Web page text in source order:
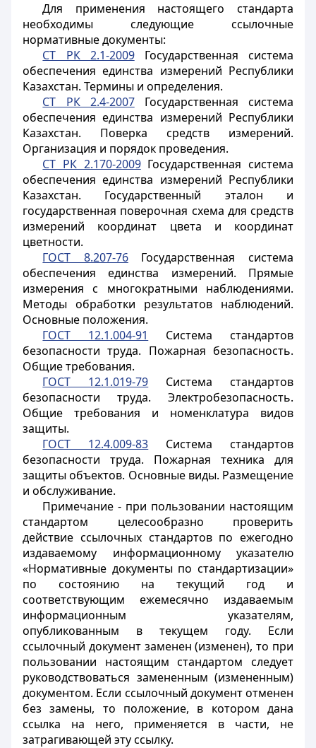
Для применения настоящего стандарта
необходимы следующие ссылочные
нормативные документы:
СТ РК 2.1-2009Государственная система
обеспечения единства измерений Республики
Казахстан. Термины и определения.
СТ РК 2.4-2007Государственная система
обеспечения единства измерений Республики
Казахстан. Поверка средств измерений.
Организация и порядок проведения.
СТ РК 2.170-2009Государственная система
обеспечения единства измерений Республики
Казахстан. Государственный эталон и
государственная поверочная схема для средств
измерений координат цвета и координат
цветности.
ГОСТ 8.207-76Государственная система
обеспечения единства измерений. Прямые
измерения с многократными наблюдениями.
Методы обработки результатов наблюдений.
Основные положения.
ГОСТ 12.1.004-91
Система стандартов
безопасности труда. Пожарная безопасность.
Общие требования.
ГОСТ 12.1.019-79 Система стандартов
безопасности труда. Электробезопасность.
Общие требования и номенклатура видов
защиты.
ГОСТ 12.4.009-83 Система стандартов
безопасности труда. Пожарная техника для
защиты объектов. Основные виды. Размещение
и обслуживание.
Примечание - при пользовании настоящим
стандартом целесообразно проверить
действие ссылочных стандартов по ежегодно
издаваемому информационному указателю
«Нормативные документы по стандартизации»
по состоянию на текущий год и
соответствующим ежемесячно издаваемым
информационным указателям,
опубликованным в текущем году. Если
ссылочный документ заменен (изменен), то при
пользовании настоящим стандартом следует
руководствоваться замененным (измененным)
документом. Если ссылочный документ отменен
без замены, то положение, в котором дана
ссылка на него, применяется в части, не
затрагивающей эту ссылку.